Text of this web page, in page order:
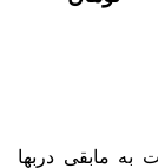
به مابقی دربها